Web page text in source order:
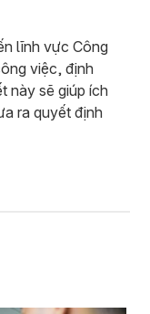
lĩnh vực Công
việc, định
này sẽ giúp ích
ra quyết định